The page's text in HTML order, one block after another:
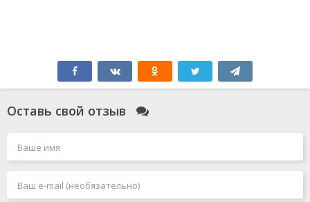
Оставь свой отзыв